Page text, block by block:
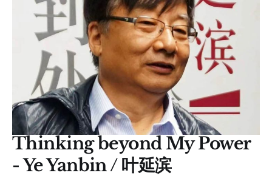
Thinking beyond My Power
- Ye Yanbin / 叶延滨